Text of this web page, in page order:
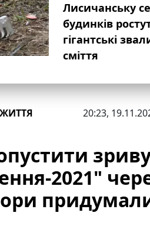
Лисичанську
будинків
гігантські
сміття
ЖИТТЯ 20:23,
2021"